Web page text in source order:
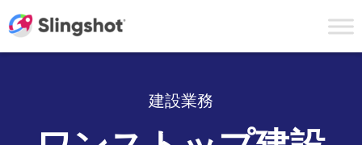
建設業務